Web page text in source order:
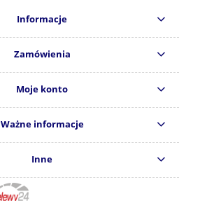
Informacje
Zamówienia
Moje konto
Ważne informacje
Inne